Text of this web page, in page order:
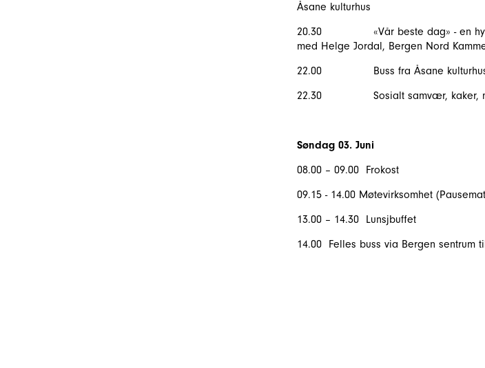
Åsane kulturhus
20.30 «Vår beste dag» - en
med Helge Jordal, Bergen Nord
22.00 Buss fra Åsane kulturhus
22.30 Sosialt samvær, kaker,
Søndag 03. Juni
08.00 – 09.00 Frokost
09.15 - 14.00 Møtevirksomhet
13.00 – 14.30 Lunsjbuffet
14.00 Felles buss via Bergen sentrum